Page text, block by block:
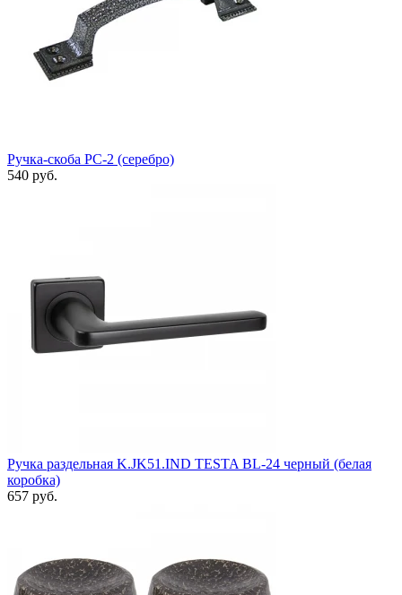
Ручка-скоба РС-2 (серебро)
540 руб.
Ручка раздельная K.JK51.IND TESTA BL-24 черный (белая
коробка)
657 руб.